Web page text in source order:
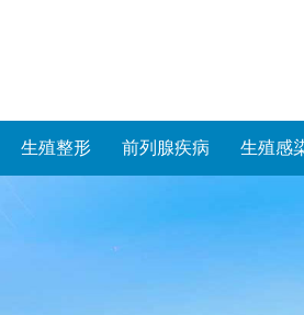
生殖整形 前列腺疾病 生殖感